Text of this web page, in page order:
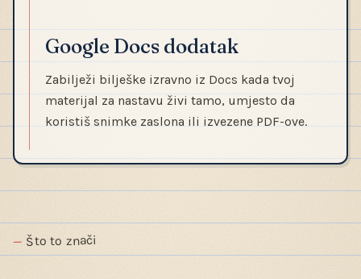
Google Docs dodatak
Zabilježi bilješke izravno iz Docs kada tvoj
materijal za nastavu živi tamo, umjesto da
koristiš snimke zaslona ili izvezene PDF-ove.
Što to znači